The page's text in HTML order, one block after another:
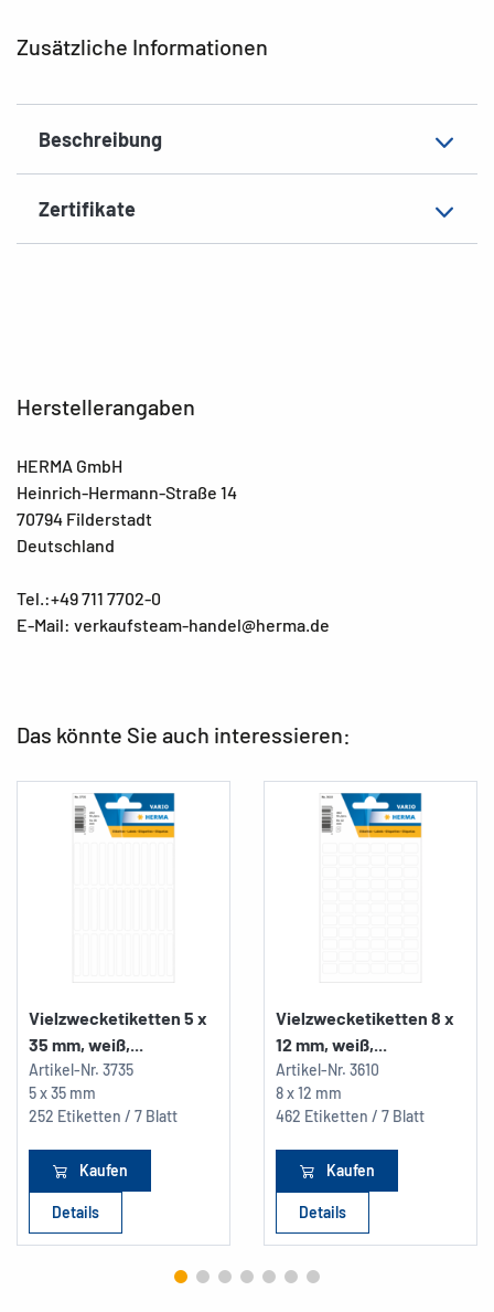
Zusätzliche Informationen
Beschreibung
Zertifikate
EAN 4008705036108
Herstellerangaben
HERMA GmbH
Heinrich-Hermann-Straße 14
70794 Filderstadt
Deutschland
Tel.:+49 711 7702-0
E-Mail: verkaufsteam-handel@herma.de
Das könnte Sie auch interessieren:
Vielzwecketiketten 5 x
35 mm, weiß,...
Artikel-Nr. 3735
5 x 35 mm
252 Etiketten / 7 Blatt
Kaufen
Details
Vielzwecketiketten 8 x
12 mm, weiß,...
Artikel-Nr. 3610
8 x 12 mm
462 Etiketten / 7 Blatt
Kaufen
Details